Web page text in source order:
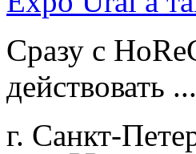
Сразу с
действовать ...
г. Санкт-